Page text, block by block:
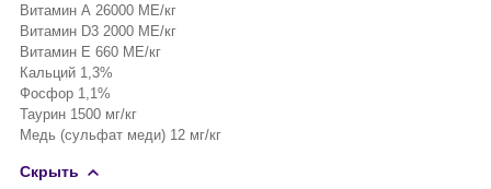
Витамин А 26000 МЕ/кг
Витамин D3 2000 МЕ/кг
Витамин E 660 МЕ/кг
Кальций 1,3%
Фосфор 1,1%
Таурин 1500 мг/кг
Медь (сульфат меди) 12 мг/кг
Скрыть